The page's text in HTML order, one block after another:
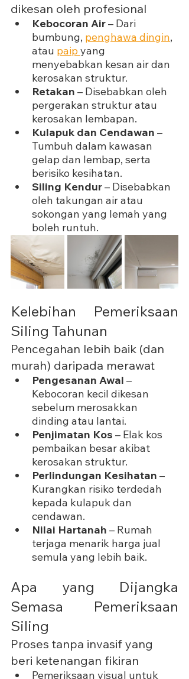
dikesan oleh profesional
Kebocoran Air – Dari
bumbung, penghawa dingin,
atau paip yang
menyebabkan kesan air dan
kerosakan struktur.
Retakan – Disebabkan oleh
pergerakan struktur atau
kerosakan lembapan.
Kulapuk dan Cendawan –
Tumbuh dalam kawasan
gelap dan lembap, serta
berisiko kesihatan.
Siling Kendur – Disebabkan
oleh takungan air atau
sokongan yang lemah yang
boleh runtuh.
Kelebihan Pemeriksaan
Siling Tahunan
Pencegahan lebih baik (dan
murah) daripada merawat
Pengesanan Awal –
Kebocoran kecil dikesan
sebelum merosakkan
dinding atau lantai.
Penjimatan Kos – Elak kos
pembaikan besar akibat
kerosakan struktur.
Perlindungan Kesihatan –
Kurangkan risiko terdedah
kepada kulapuk dan
cendawan.
Nilai Hartanah – Rumah
terjaga menarik harga jual
semula yang lebih baik.
Apa yang Dijangka
Semasa Pemeriksaan
Siling
Proses tanpa invasif yang
beri ketenangan fikiran
Pemeriksaan visual untuk